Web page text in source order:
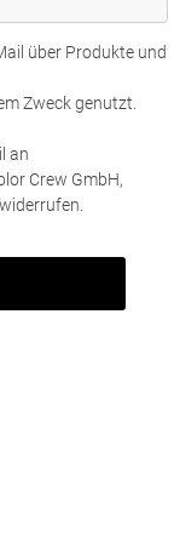
über Produkte und
Zweck genutzt.
an
Crew GmbH,